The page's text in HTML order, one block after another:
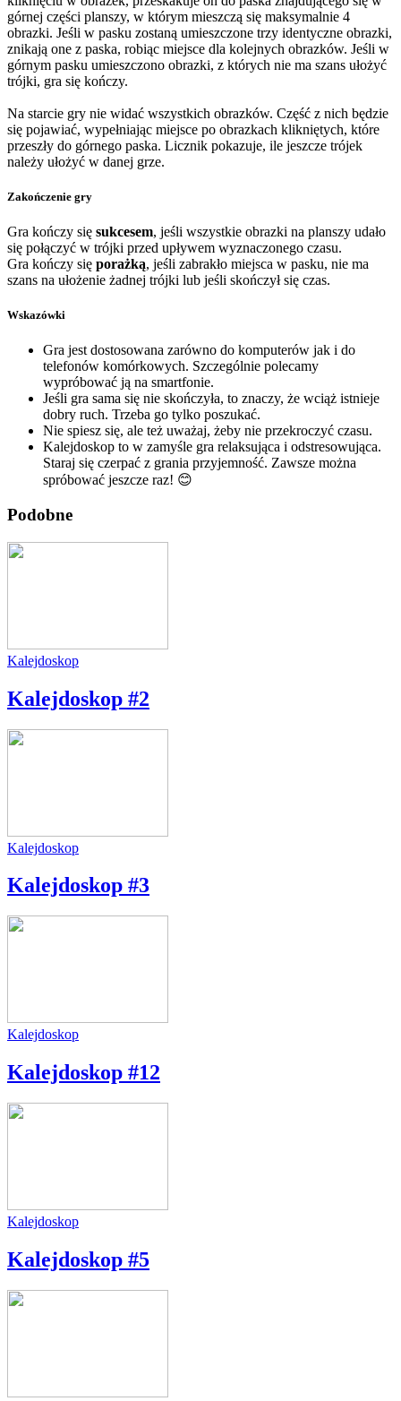
górnej części planszy, w którym mieszczą się maksymalnie 4
obrazki. Jeśli w pasku zostaną umieszczone trzy identyczne obrazki,
znikają one z paska, robiąc miejsce dla kolejnych obrazków. Jeśli w
górnym pasku umieszczono obrazki, z których nie ma szans ułożyć
trójki, gra się kończy.
Na starcie gry nie widać wszystkich obrazków. Część z nich będzie
się pojawiać, wypełniając miejsce po obrazkach klikniętych, które
przeszły do górnego paska. Licznik pokazuje, ile jeszcze trójek
należy ułożyć w danej grze.
Zakończenie gry
Gra kończy się sukcesem, jeśli wszystkie obrazki na planszy udało
się połączyć w trójki przed upływem wyznaczonego czasu.
Gra kończy się porażką, jeśli zabrakło miejsca w pasku, nie ma
szans na ułożenie żadnej trójki lub jeśli skończył się czas.
Wskazówki
Gra jest dostosowana zarówno do komputerów jak i do
telefonów komórkowych. Szczególnie polecamy
wypróbować ją na smartfonie.
Jeśli gra sama się nie skończyła, to znaczy, że wciąż istnieje
dobry ruch. Trzeba go tylko poszukać.
Nie spiesz się, ale też uważaj, żeby nie przekroczyć czasu.
Kalejdoskop to w zamyśle gra relaksująca i odstresowująca.
Staraj się czerpać z grania przyjemność. Zawsze można
spróbować jeszcze raz! 😊
Podobne
Kalejdoskop
Kalejdoskop #2
Kalejdoskop
Kalejdoskop #3
Kalejdoskop
Kalejdoskop #12
Kalejdoskop
Kalejdoskop #5